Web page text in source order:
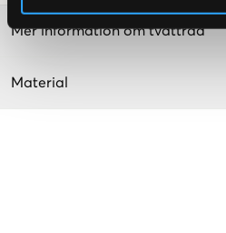
Mer information om tvättråd
Material